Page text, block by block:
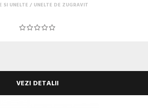
SI UNELTE UNELTE DE ZUGRAVIT
VEZI DETALII